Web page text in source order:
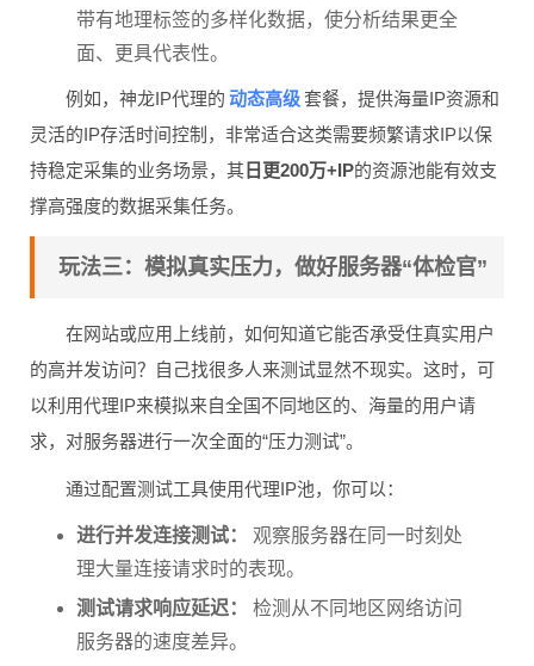
带有地理标签的多样化数据，使分析结果更全
面、更具代表性。
例如，神龙IP代理的 动态高级 套餐，提供海量IP资源和
灵活的IP存活时间控制，非常适合这类需要频繁请求IP以保
持稳定采集的业务场景，其 日更200万+IP的资源池能有效支
撑高强度的数据采集任务。
玩法三：模拟真实压力，做好服务器“体检官”
在网站或应用上线前，如何知道它能否承受住真实用户
的高并发访问？自己找很多人来测试显然不现实。这时，可
以利用代理IP来模拟来自全国不同地区的、海量的用户请
求，对服务器进行一次全面的“压力测试”。
通过配置测试工具使用代理IP池，你可以：
进行并发连接测试：
观察服务器在同一时刻处
理大量连接请求时的表现。
测试请求响应延迟：
检测从不同地区网络访问
服务器的速度差异。